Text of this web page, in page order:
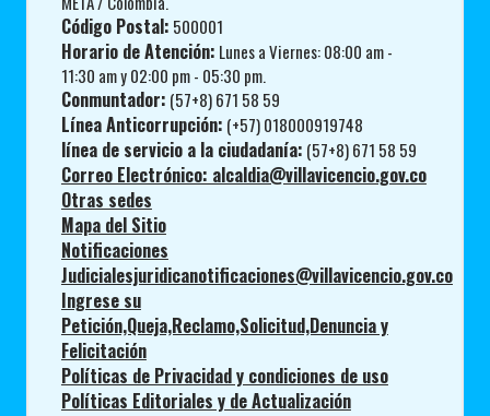
Código Postal: 500001
Horario de Atención: Lunes a Viernes: 08:00 am -
11:30 am y 02:00 pm - 05:30 pm.
Conmuntador: (57+8) 671 58 59
Línea Anticorrupción: (+57) 018000919748
línea de servicio a la ciudadanía: (57+8) 671 58 59
Correo Electrónico: alcaldia@villavicencio.gov.co
Otras sedes
Mapa del Sitio
Notificaciones
Judicialesjuridicanotificaciones@villavicencio.gov.co
Ingrese su
Petición,Queja,Reclamo,Solicitud,Denuncia y
Felicitación
Políticas de Privacidad y condiciones de uso
Políticas Editoriales y de Actualización